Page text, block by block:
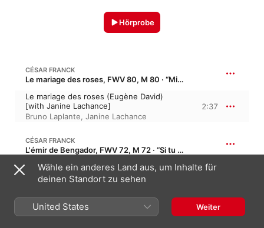
Hörprobe
CÉSAR FRANCK
Le mariage des roses, FWV 80, M 80 · “Mignonne, sais-tu”
Le mariage des roses (Eugène David)
[with Janine Lachance]
Bruno Laplante, Janine Lachance
2:37
CÉSAR FRANCK
L'émir de Bengador, FWV 72, M 72 · “Si tu savais que je t'adore”
L'émir de Bengador (Joseph Méry) [with
Janine Lachance]
CÉSAR FRANCK
Wähle ein anderes Land aus, um Inhalte für
deinen Standort zu sehen
United States Weiter